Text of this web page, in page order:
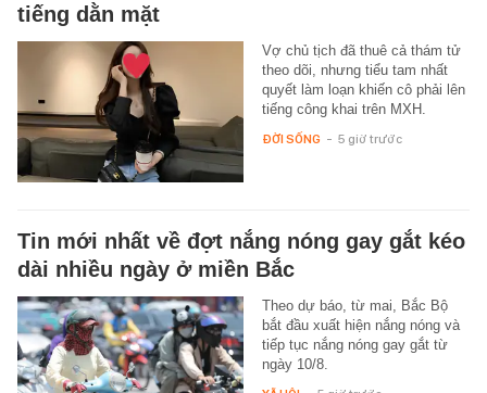
tiếng dằn mặt
Vợ chủ tịch đã thuê cả thám tử
theo dõi, nhưng tiểu tam nhất
quyết làm loạn khiến cô phải lên
tiếng công khai trên MXH.
ĐỜI SỐNG - 5 giờ trước
Tin mới nhất về đợt nắng nóng gay gắt kéo
dài nhiều ngày ở miền Bắc
Theo dự báo, từ mai, Bắc Bộ
bắt đầu xuất hiện nắng nóng và
tiếp tục nắng nóng gay gắt từ
ngày 10/8.